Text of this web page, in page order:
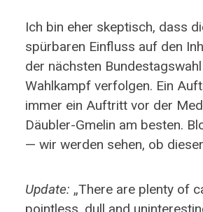
Ich bin eher skeptisch, dass
spürbaren Einfluss auf den
der nächsten
Wahlkampf verfolgen. Ein
immer ein Auftritt vor der
Däubler-Gmelin am besten.
— wir werden sehen, ob
Update: „There are plenty of